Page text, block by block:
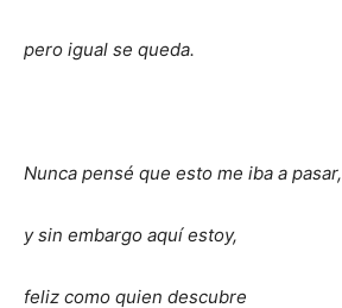
pero igual se queda.
Nunca pensé que esto me iba a pasar,
y sin embargo aquí estoy,
feliz como quien descubre